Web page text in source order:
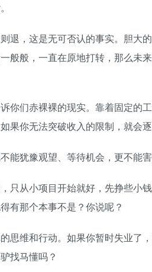
退，这是无可否认的事实。胆大
般般，一直在原地打转，那么未
你们赤裸裸的现实。靠着固定的
果你无法突破收入的限制，就会逐
能犹豫观望、等待机会，更不能
只从小项目开始就好，先挣些小
有那个本事不是？你说呢？
思维和行动。如果你暂时失业了
找马懂吗？